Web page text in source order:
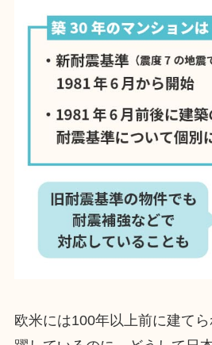
欧米には100年以上前に建て